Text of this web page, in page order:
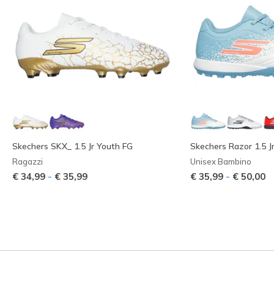
Skechers SKX_ 1.5 Jr Youth FG
Ragazzi
€ 34,99 - € 35,99
Skechers Razor 1.5
Unisex Bambino
€ 35,99 - € 50,00